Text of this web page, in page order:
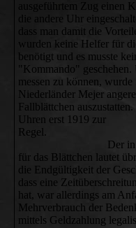
ausgeführtem Zug einen
die andere Uhr
dass man damit die
wurden keine Helfer für
benötigt und es musste
"Kommando"
messen zu können,
Niederländer Mejer
Fallblättchen
Uhren erst 1919 zur
Der in England
für das Blättchen lautet
die Endgültigkeit der
dass eine
hat, war allerdings am
Mehrverbrauch der
mittels Geldzahlung